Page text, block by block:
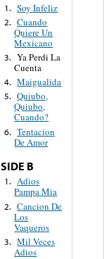
1. Soy Infeliz
2. Cuando
Quiere Un
Mexicano
3. Ya Perdi La
Cuenta
4. Maigualida
5. Quiubo,
Quiubo,
Cuando?
6. Tentacion
De Amor
SIDE B
1. Adios
Pampa Mia
2. Cancion De
Los
Vaqueros
3. Mil Veces
Adios